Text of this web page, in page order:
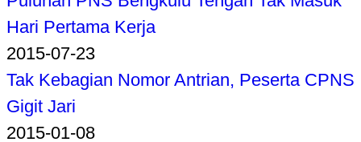
Hari Pertama Kerja
2015-07-23
Tak Kebagian Nomor Antrian, Peserta CPNS
Gigit Jari
2015-01-08